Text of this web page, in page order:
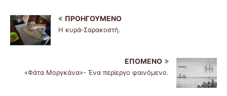
ΠΡΟΗΓΟΎΜΕΝΟ
Η κυρά-Σαρακοστή.
ΕΠΌΜΕΝΟ
«Φάτα Μοργκάνα»- Ένα περίεργο φαινόμενο.